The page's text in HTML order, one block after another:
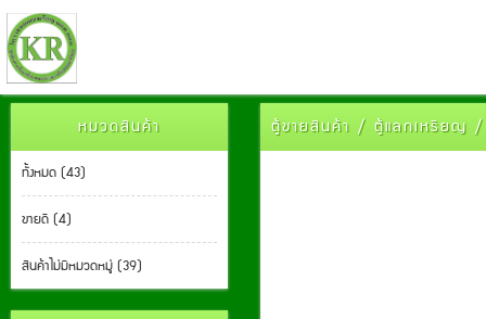
หมวดสินค้า
ทั้งหมด (43)
ขายดี (4)
สินค้าไม่มีหมวดหมู่ (39)
ตู้ขายสินค้า / ตู้แลกเหรียญ